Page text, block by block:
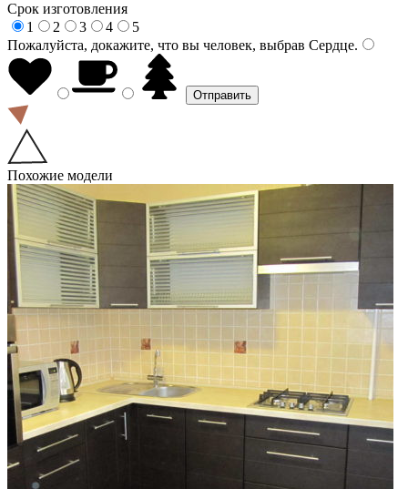
Срок изготовления
1
2 3 4
5
Пожалуйста, докажите, что вы человек, выбрав Сердце.
Похожие модели